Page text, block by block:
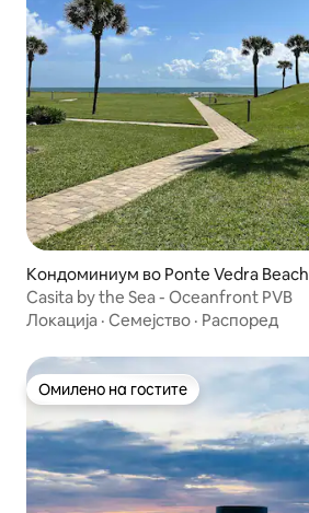
Кондоминиум во Ponte Vedra Beach
Casita by the Sea - Oceanfront PVB
Локација · Семејство · Распоред
Омилено на гостите
Омилено на гостите